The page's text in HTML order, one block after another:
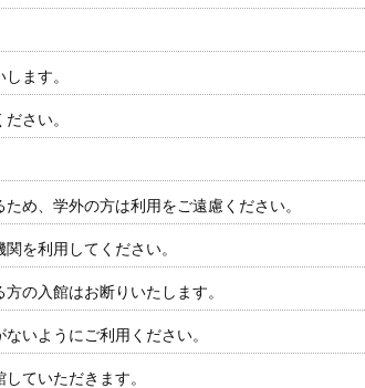
ます。
さい。
め、学外の方は利用をご遠慮ください。
を利用してください。
の入館はお断りいたします。
いようにご利用ください。
ていただきます。